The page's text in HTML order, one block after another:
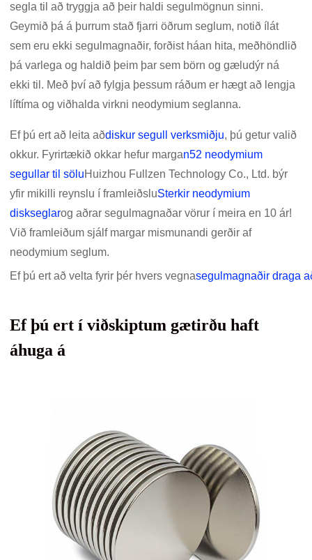
segla til að tryggja að þeir haldi segulmögnun sinni.
Geymið þá á þurrum stað fjarri öðrum seglum, notið ílát
sem eru ekki segulmagnaðir, forðist háan hita, meðhöndlið
þá varlega og haldið þeim þar sem börn og gæludýr ná
ekki til. Með því að fylgja þessum ráðum er hægt að lengja
líftíma og viðhalda virkni neodymium seglanna.
Ef þú ert að leita aðdiskur segull verksmiðju, þú getur valið
okkur. Fyrirtækið okkar hefur margan52 neodymium
segullar til söluHuizhou Fullzen Technology Co., Ltd. býr
yfir mikilli reynslu í framleiðsluSterkir neodymium
diskseglarog aðrar segulmagnaðar vörur í meira en 10 ár!
Við framleiðum sjálf margar mismunandi gerðir af
neodymium seglum.
Ef þú ert að velta fyrir þér hvers vegnasegulmagnaðir draga
Ef þú ert í viðskiptum gætirðu haft
áhuga á